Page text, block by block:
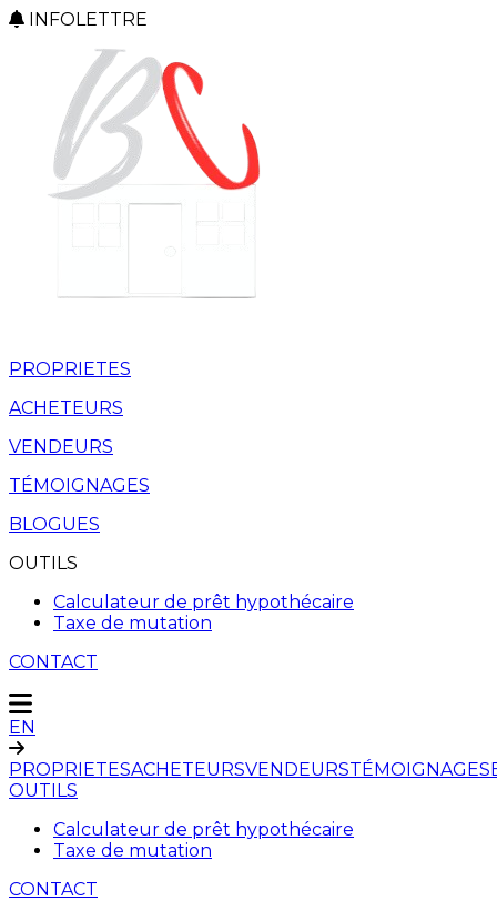
INFOLETTRE
PROPRIETES
ACHETEURS
VENDEURS
TÉMOIGNAGES
BLOGUES
OUTILS
Calculateur de prêt hypothécaire
Taxe de mutation
CONTACT
EN
PROPRIETESACHETEURSVENDEURSTÉMOIGNAGES
OUTILS
Calculateur de prêt hypothécaire
Taxe de mutation
CONTACT